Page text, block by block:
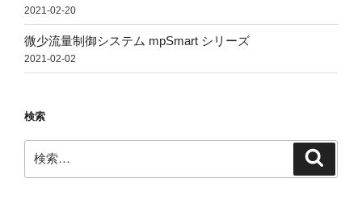
2021-02-20
微少流量制御システム mpSmart シリーズ
2021-02-02
検索
索: